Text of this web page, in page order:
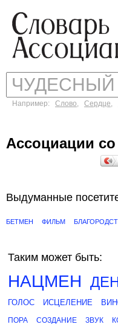
Например: Слово, Сердце,
Ассоциации
Выдуманные
БЕТМЕН ФИЛЬМ
Таким может быть:
НАЦМЕН
ГОЛОС
ИСЦЕЛЕНИЕ
ПОРА СОЗДАНИЕ ЗВУК